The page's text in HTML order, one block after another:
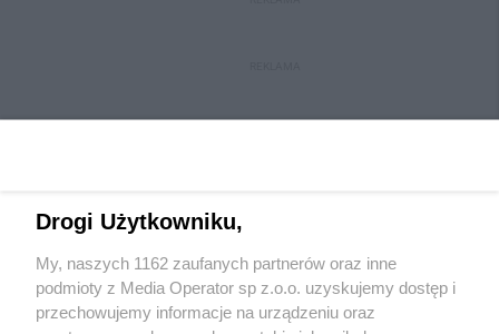
Wydawca mediówlokalnych
Drogi Użytkowniku,
My, naszych 1162 zaufanych partnerów oraz inne
podmioty z Media Operator sp z.o.o. uzyskujemy dostęp i
przechowujemy informacje na urządzeniu oraz